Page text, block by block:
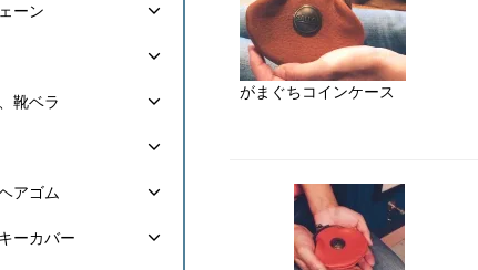
がまぐちコインケース
ーン
靴ベラ
アゴム
ーカバー